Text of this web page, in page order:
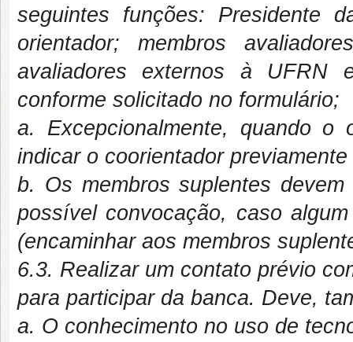
seguintes funções: Presidente
orientador; membros
avaliadores externos à UFRN
conforme solicitado no formulário;
a. Excepcionalmente, quando o
indicar o coorientador
b. Os membros suplentes
possível convocação, caso
(encaminhar aos membros
6.3. Realizar um contato prévio
para participar da banca. Deve,
a. O conhecimento no uso de